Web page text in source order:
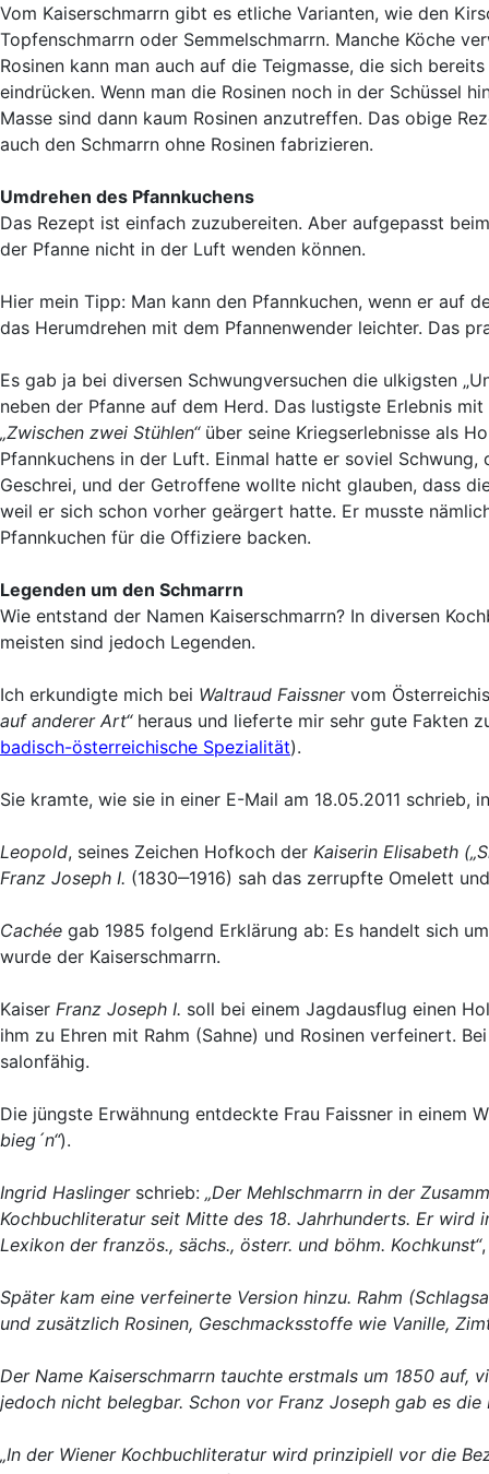
Vom Kaiserschmarrn gibt es etliche Varianten, wie den
Topfenschmarrn oder Semmelschmarrn. Manche Köche
Rosinen kann man auch auf die Teigmasse, die sich
eindrücken. Wenn man die Rosinen noch in der Schüssel
Masse sind dann kaum Rosinen anzutreffen. Das obige
auch den Schmarrn ohne Rosinen fabrizieren.
Umdrehen des Pfannkuchens
Das Rezept ist einfach zuzubereiten. Aber aufgepasst
der Pfanne nicht in der Luft wenden können.
Hier mein Tipp: Man kann den Pfannkuchen, wenn er auf
das Herumdrehen mit dem Pfannenwender leichter. Das
Es gab ja bei diversen Schwungversuchen die ulkigsten
neben der Pfanne auf dem Herd. Das lustigste Erlebnis
„Zwischen zwei Stühlen“über seine Kriegserlebnisse als
Pfannkuchens in der Luft. Einmal hatte er soviel
Geschrei, und der Getroffene wollte nicht glauben, dass
weil er sich schon vorher geärgert hatte. Er musste
Pfannkuchen für die Offiziere backen.
Legenden um den Schmarrn
Wie entstand der Namen Kaiserschmarrn? In diversen
meisten sind jedoch Legenden.
Ich erkundigte mich bei Waltraud Faissnervom
auf anderer Art“heraus und lieferte mir sehr gute Fakten
badisch-österreichische Spezialität).
Sie kramte, wie sie in einer E-Mail am 18.05.2011
Leopold, seines Zeichen Hofkoch der Kaiserin Elisabeth
Franz Joseph I. (1830‒1916) sah das zerrupfte Omelett
Cachée gab 1985 folgend Erklärung ab: Es handelt sich
wurde der Kaiserschmarrn.
Kaiser Franz Joseph I. soll bei einem Jagdausflug einen
ihm zu Ehren mit Rahm (Sahne) und Rosinen verfeinert.
salonfähig.
Die jüngste Erwähnung entdeckte Frau Faissner in einem
bieg´n“).
Ingrid Haslingerschrieb: „Der Mehlschmarrn in der
Kochbuchliteratur seit Mitte des 18. Jahrhunderts. Er wird
Lexikon der französ., sächs., österr. und böhm. Kochkunst“
Später kam eine verfeinerte Version hinzu. Rahm
und zusätzlich Rosinen, Geschmacksstoffe wie Vanille,
Der Name Kaiserschmarrn tauchte erstmals um 1850 auf,
jedoch nicht belegbar. Schon vor Franz Joseph gab es die
„In der Wiener Kochbuchliteratur wird prinzipiell vor die